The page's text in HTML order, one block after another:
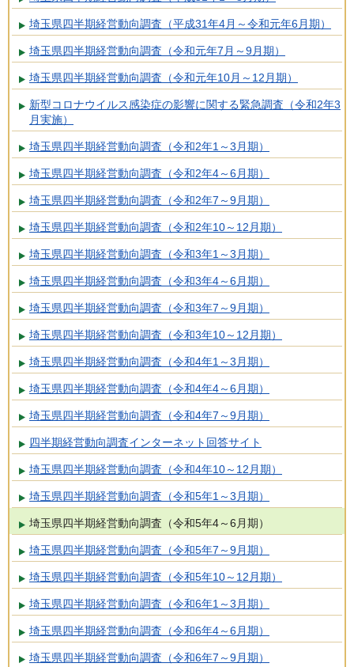
埼玉県四半期経営動向調査（平成31年4月～令和元年6月期）
埼玉県四半期経営動向調査（令和元年7月～9月期）
埼玉県四半期経営動向調査（令和元年10月～12月期）
新型コロナウイルス感染症の影響に関する緊急調査（令和2年3
月実施）
埼玉県四半期経営動向調査（令和2年1～3月期）
埼玉県四半期経営動向調査（令和2年4～6月期）
埼玉県四半期経営動向調査（令和2年7～9月期）
埼玉県四半期経営動向調査（令和2年10～12月期）
埼玉県四半期経営動向調査（令和3年1～3月期）
埼玉県四半期経営動向調査（令和3年4～6月期）
埼玉県四半期経営動向調査（令和3年7～9月期）
埼玉県四半期経営動向調査（令和3年10～12月期）
埼玉県四半期経営動向調査（令和4年1～3月期）
埼玉県四半期経営動向調査（令和4年4～6月期）
埼玉県四半期経営動向調査（令和4年7～9月期）
四半期経営動向調査インターネット回答サイト
埼玉県四半期経営動向調査（令和4年10～12月期）
埼玉県四半期経営動向調査（令和5年1～3月期）
埼玉県四半期経営動向調査（令和5年4～6月期）
埼玉県四半期経営動向調査（令和5年7～9月期）
埼玉県四半期経営動向調査（令和5年10～12月期）
埼玉県四半期経営動向調査（令和6年1～3月期）
埼玉県四半期経営動向調査（令和6年4～6月期）
埼玉県四半期経営動向調査（令和6年7～9月期）